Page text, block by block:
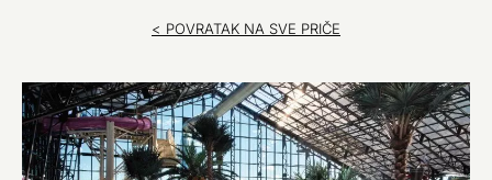
< POVRATAK NA SVE PRIČE